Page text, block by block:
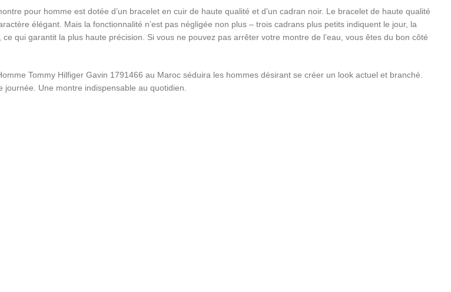
pour homme est dotée d’un bracelet en cuir de haute qualité et d’un cadran noir. Le bracelet de haute qualité
élégant. Mais la fonctionnalité n’est pas négligée non plus – trois cadrans plus petits indiquent le jour, la
qui garantit la plus haute précision. Si vous ne pouvez pas arrêter votre montre de l’eau, vous êtes du bon côté
Tommy Hilfiger Gavin 1791466 au Maroc séduira les hommes désirant se créer un look actuel et branché.
Une montre indispensable au quotidien.